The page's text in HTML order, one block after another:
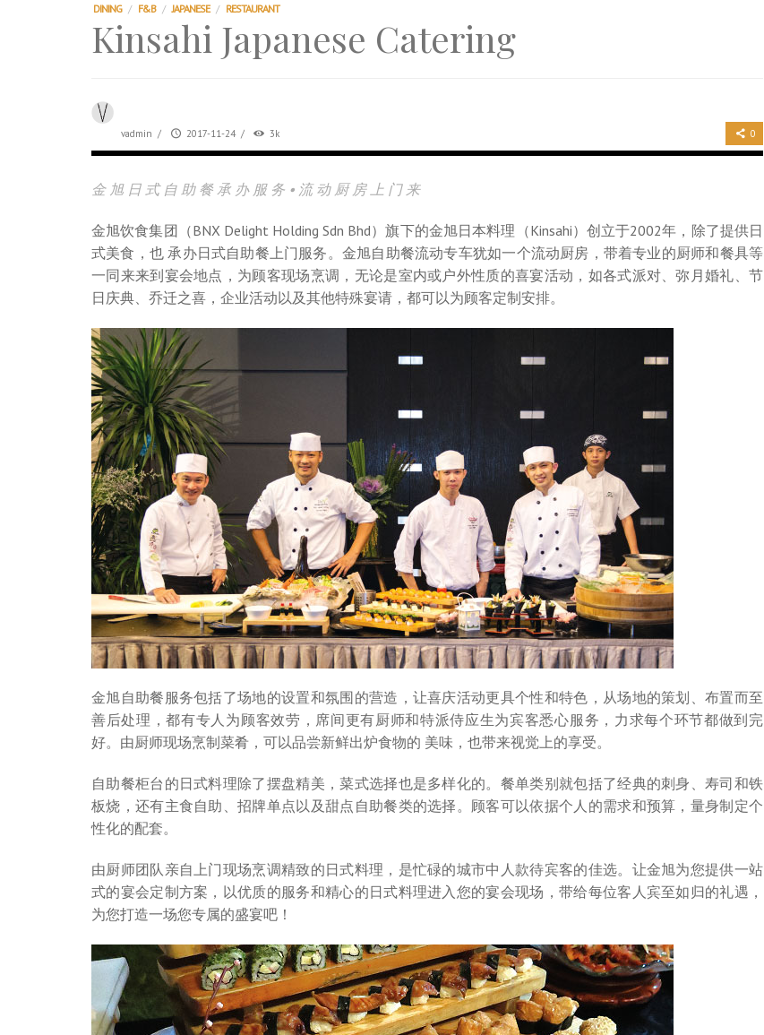
TRI TOWER – 新地标公寓毗邻未来柔新捷运站
After All, Home is where your heart is. 与挚爱品享乐活
跃升地产界巨头
DINING / F&B / JAPANESE / RESTAURANT
Kinsahi Japanese Catering
vadmin / 2017-11-24 / 3k 0
金 旭 日 式 自 助 餐 承 办 服 务 • 流 动 厨 房 上 门 来
金旭饮食集团（BNX Delight Holding Sdn Bhd）旗下的金旭日本料理（Kinsahi）创立于2002年，除了提供日
式美食，也 承办日式自助餐上门服务。金旭自助餐流动专车犹如一个流动厨房，带着专业的厨师和餐具等
一同来来到宴会地点，为顾客现场烹调，无论是室内或户外性质的喜宴活动，如各式派对、弥月婚礼、节
日庆典、乔迁之喜，企业活动以及其他特殊宴请，都可以为顾客定制安排。
金旭自助餐服务包括了场地的设置和氛围的营造，让喜庆活动更具个性和特色，从场地的策划、布置而至
善后处理，都有专人为顾客效劳，席间更有厨师和特派侍应生为宾客悉心服务，力求每个环节都做到完
好。由厨师现场烹制菜肴，可以品尝新鲜出炉食物的 美味，也带来视觉上的享受。
自助餐柜台的日式料理除了摆盘精美，菜式选择也是多样化的。餐单类别就包括了经典的刺身、寿司和铁
板烧，还有主食自助、招牌单点以及甜点自助餐类的选择。顾客可以依据个人的需求和预算，量身制定个
性化的配套。
由厨师团队亲自上门现场烹调精致的日式料理，是忙碌的城市中人款待宾客的佳选。让金旭为您提供一站
式的宴会定制方案，以优质的服务和精心的日式料理进入您的宴会现场，带给每位客人宾至如归的礼遇，
为您打造一场您专属的盛宴吧！